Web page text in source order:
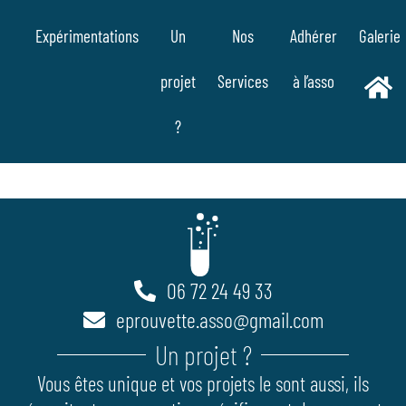
Expérimentations Un
projet
?
Nos
Services
Adhérer
à l’asso
Galerie
06 72 24 49 33
eprouvette.asso@gmail.com
Un projet ?
Vous êtes unique et vos projets le sont aussi, ils